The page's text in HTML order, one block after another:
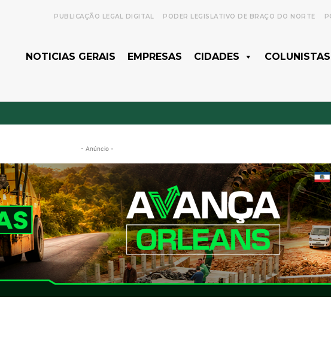
PUBLICAÇÃO LEGAL DIGITAL PODER LEGISLATIVO DE BRAÇO DO NORTE
NOTICIAS GERAIS EMPRESAS CIDADES COLUNISTAS
- Anúncio -